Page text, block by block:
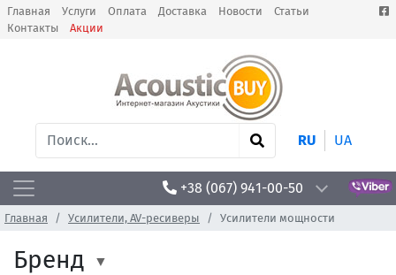
Главная Услуги Оплата Доставка Новости
Статьи
Контакты
Акции
RU UA
+38 (067) 941-00-50
Главная Усилители, AV-ресиверы Усилители мощности
Бренд